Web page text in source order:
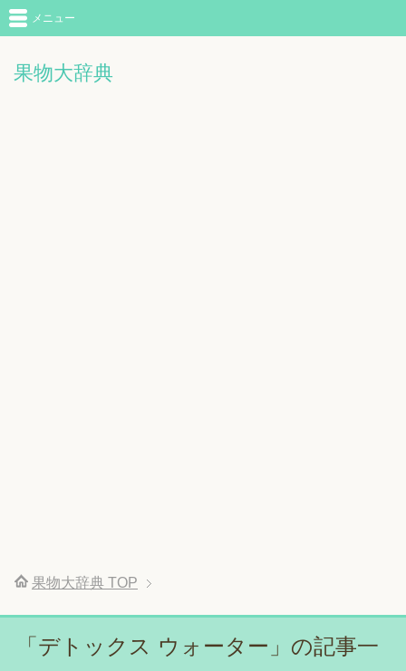
果物大辞典
メニュー
果物大辞典 TOP
「デトックス ウォーター」の記事一